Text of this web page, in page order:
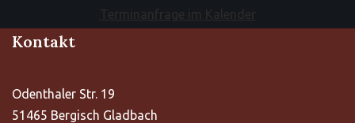
Terminanfrage im Kalender
Kontakt
Odenthaler Str. 19
51465 Bergisch Gladbach